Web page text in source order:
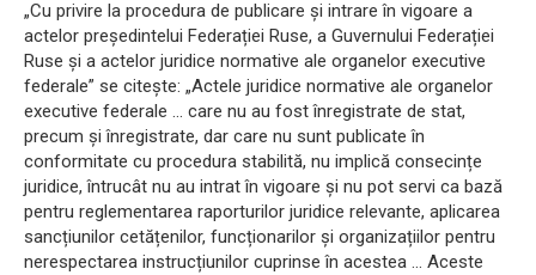
„Cu privire la procedura de publicare și intrare în vigoare a
actelor președintelui Federației Ruse, a Guvernului Federației
Ruse și a actelor juridice normative ale organelor executive
federale” se citește: „Actele juridice normative ale organelor
executive federale ... care nu au fost înregistrate de stat,
precum și înregistrate, dar care nu sunt publicate în
conformitate cu procedura stabilită, nu implică consecințe
juridice, întrucât nu au intrat în vigoare și nu pot servi ca bază
pentru reglementarea raporturilor juridice relevante, aplicarea
sancțiunilor cetățenilor, funcționarilor și organizațiilor pentru
nerespectarea instrucțiunilor cuprinse în acestea ... Aceste